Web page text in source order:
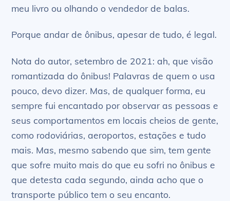
meu livro ou olhando o vendedor de balas.
Porque andar de ônibus, apesar de tudo, é legal.
Nota do autor, setembro de 2021: ah, que visão
romantizada do ônibus! Palavras de quem o usa
pouco, devo dizer. Mas, de qualquer forma, eu
sempre fui encantado por observar as pessoas e
seus comportamentos em locais cheios de gente,
como rodoviárias, aeroportos, estações e tudo
mais. Mas, mesmo sabendo que sim, tem gente
que sofre muito mais do que eu sofri no ônibus e
que detesta cada segundo, ainda acho que o
transporte público tem o seu encanto.